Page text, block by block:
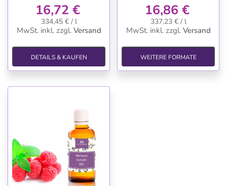
16,72 €
334,45 € / l
MwSt. inkl. zzgl. Versand
DETAILS & KAUFEN
16,86 €
337,23 € / l
MwSt. inkl. zzgl. Versand
WEITERE FORMATE